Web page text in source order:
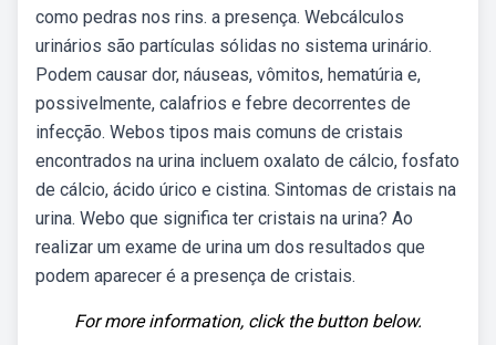
como pedras nos rins. a presença. Webcálculos
urinários são partículas sólidas no sistema urinário.
Podem causar dor, náuseas, vômitos, hematúria e,
possivelmente, calafrios e febre decorrentes de
infecção. Webos tipos mais comuns de cristais
encontrados na urina incluem oxalato de cálcio, fosfato
de cálcio, ácido úrico e cistina. Sintomas de cristais na
urina. Webo que significa ter cristais na urina? Ao
realizar um exame de urina um dos resultados que
podem aparecer é a presença de cristais.
For more information, click the button below.